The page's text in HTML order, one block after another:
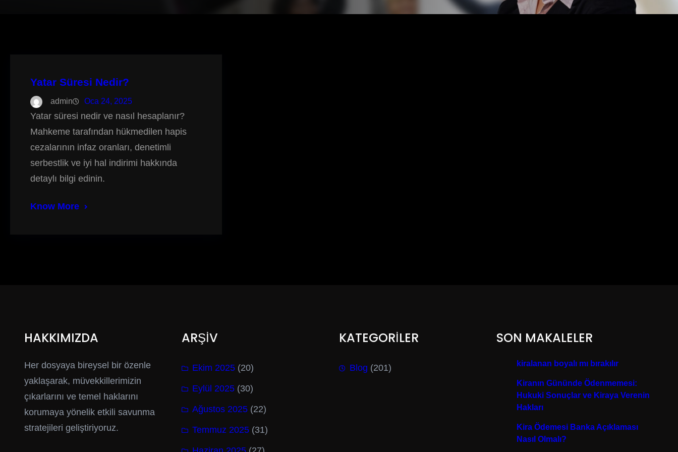
Yatar Süresi Nedir?
admin Oca 24, 2025
Yatar süresi nedir ve nasıl hesaplanır?
Mahkeme tarafından hükmedilen hapis
cezalarının infaz oranları, denetimli
serbestlik ve iyi hal indirimi hakkında
detaylı bilgi edinin.
Know More
HAKKIMIZDA
Her dosyaya bireysel bir özenle
yaklaşarak, müvekkillerimizin
çıkarlarını ve temel haklarını
korumaya yönelik etkili savunma
stratejileri geliştiriyoruz.
ARŞİV
Ekim 2025 (20)
Eylül 2025 (30)
Ağustos 2025 (22)
Temmuz 2025 (31)
KATEGORİLER
Blog (201)
SON MAKALELER
kiralanan boyalı mı bırakılır
Kiranın Gününde Ödenmemesi:
Hukuki Sonuçlar ve Kiraya Verenin
Hakları
Kira Ödemesi Banka Açıklaması
Nasıl Olmalı?